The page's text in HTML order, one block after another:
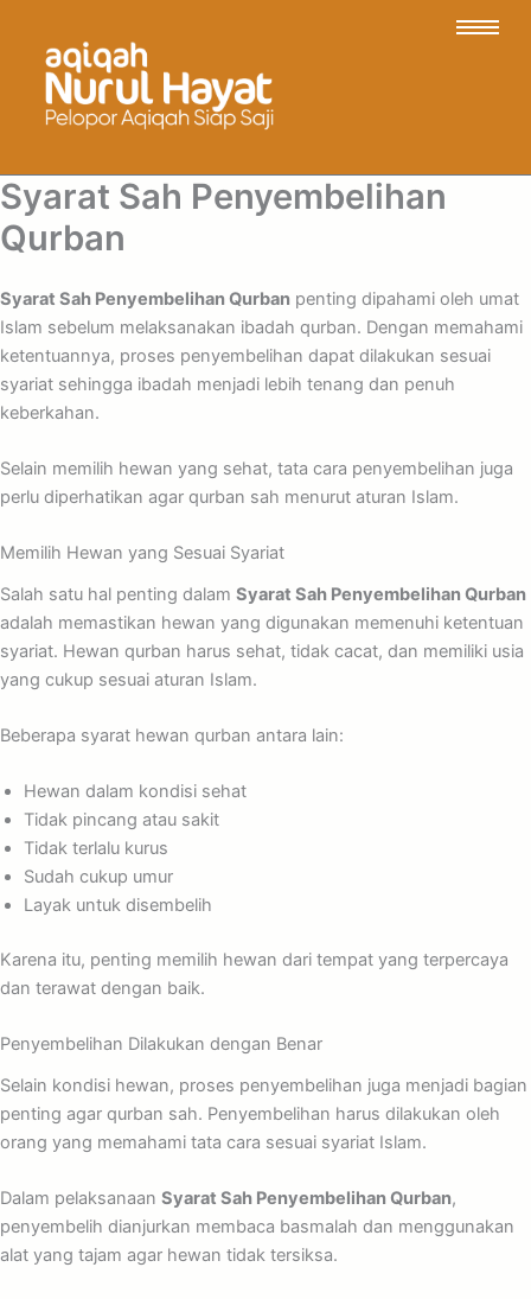
Syarat Sah Penyembelihan
Qurban
Syarat Sah Penyembelihan Qurban penting dipahami oleh umat
Islam sebelum melaksanakan ibadah qurban. Dengan memahami
ketentuannya, proses penyembelihan dapat dilakukan sesuai
syariat sehingga ibadah menjadi lebih tenang dan penuh
keberkahan.
Selain memilih hewan yang sehat, tata cara penyembelihan juga
perlu diperhatikan agar qurban sah menurut aturan Islam.
Memilih Hewan yang Sesuai Syariat
Salah satu hal penting dalam Syarat Sah Penyembelihan Qurban
adalah memastikan hewan yang digunakan memenuhi ketentuan
syariat. Hewan qurban harus sehat, tidak cacat, dan memiliki usia
yang cukup sesuai aturan Islam.
Beberapa syarat hewan qurban antara lain:
Hewan dalam kondisi sehat
Tidak pincang atau sakit
Tidak terlalu kurus
Sudah cukup umur
Layak untuk disembelih
Karena itu, penting memilih hewan dari tempat yang terpercaya
dan terawat dengan baik.
Penyembelihan Dilakukan dengan Benar
Selain kondisi hewan, proses penyembelihan juga menjadi bagian
penting agar qurban sah. Penyembelihan harus dilakukan oleh
orang yang memahami tata cara sesuai syariat Islam.
Dalam pelaksanaan Syarat Sah Penyembelihan Qurban,
penyembelih dianjurkan membaca basmalah dan menggunakan
alat yang tajam agar hewan tidak tersiksa.